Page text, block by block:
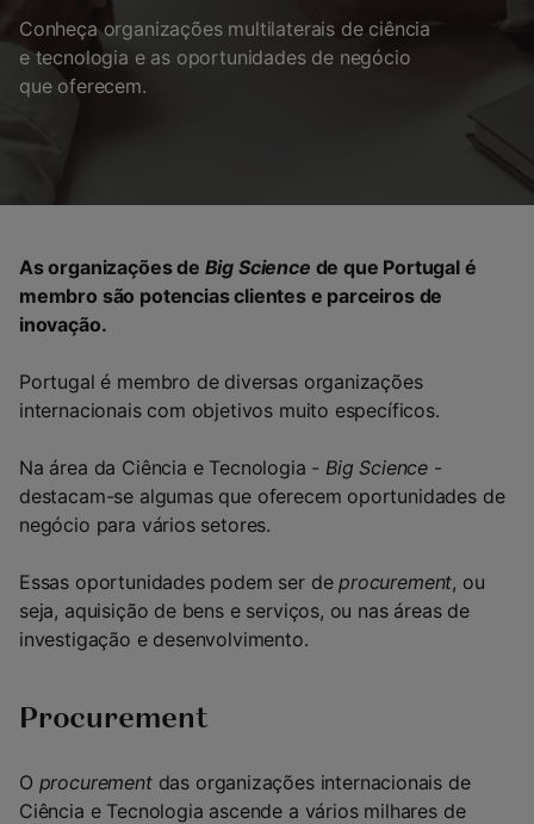
Conheça organizações multilaterais de ciência
e tecnologia e as oportunidades de negócio
que oferecem.
As organizações de Big Science de que Portugal é
membro são potencias clientes e parceiros de
inovação.
Portugal é membro de diversas organizações
internacionais com objetivos muito específicos.
Na área da Ciência e Tecnologia - Big Science -
destacam-se algumas que oferecem oportunidades de
negócio para vários setores.
Essas oportunidades podem ser de procurement, ou
seja, aquisição de bens e serviços, ou nas áreas de
investigação e desenvolvimento.
Procurement
O procurementdas organizações internacionais de
Ciência e Tecnologia ascende a vários milhares de